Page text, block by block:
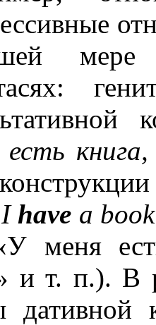
есть
I have a book
меня
и т. п.). В
дативной